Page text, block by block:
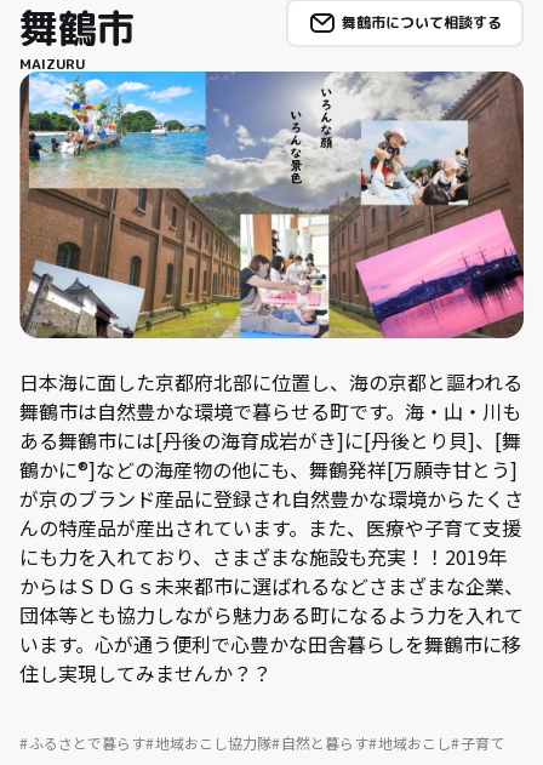
舞鶴市
MAIZURU
舞鶴市について相談する
日本海に面した京都府北部に位置し、海の京都と謳われる
舞鶴市は自然豊かな環境で暮らせる町です。海・山・川も
ある舞鶴市には[丹後の海育成岩がき]に[丹後とり貝]、[舞
鶴かに®]などの海産物の他にも、舞鶴発祥[万願寺甘とう]
が京のブランド産品に登録され自然豊かな環境からたくさ
んの特産品が産出されています。また、医療や子育て支援
にも力を入れており、さまざまな施設も充実！！2019年
からはＳＤＧｓ未来都市に選ばれるなどさまざまな企業、
団体等とも協力しながら魅力ある町になるよう力を入れて
います。心が通う便利で心豊かな田舎暮らしを舞鶴市に移
住し実現してみませんか？？
ふるさとで暮らす 地域おこし協力隊 自然と暮らす 地域おこし 子育て